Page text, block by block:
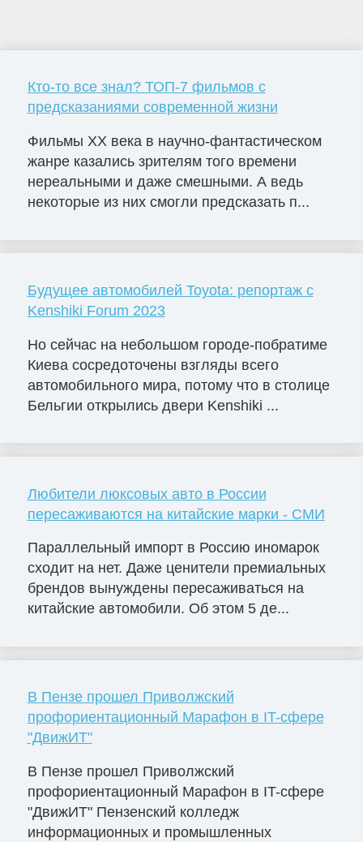
Кто-то все знал? ТОП-7 фильмов с
предсказаниями современной жизни
Фильмы ХХ века в научно-фантастическом
жанре казались зрителям того времени
нереальными и даже смешными. А ведь
некоторые из них смогли предсказать п...
Будущее автомобилей Toyota: репортаж с
Kenshiki Forum 2023
Но сейчас на небольшом городе-побратиме
Киева сосредоточены взгляды всего
автомобильного мира, потому что в столице
Бельгии открылись двери Kenshiki ...
Любители люксовых авто в России
пересаживаются на китайские марки - СМИ
Параллельный импорт в Россию иномарок
сходит на нет. Даже ценители премиальных
брендов вынуждены пересаживаться на
китайские автомобили. Об этом 5 де...
В Пензе прошел Приволжский
профориентационный Марафон в IT-сфере
"ДвижИТ"
В Пензе прошел Приволжский
профориентационный Марафон в IT-сфере
"ДвижИТ" Пензенский колледж
информационных и промышленных